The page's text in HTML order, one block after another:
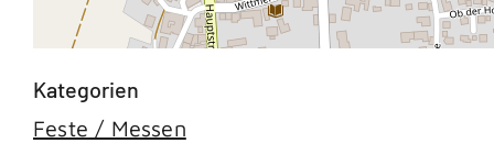
Feste / Messen